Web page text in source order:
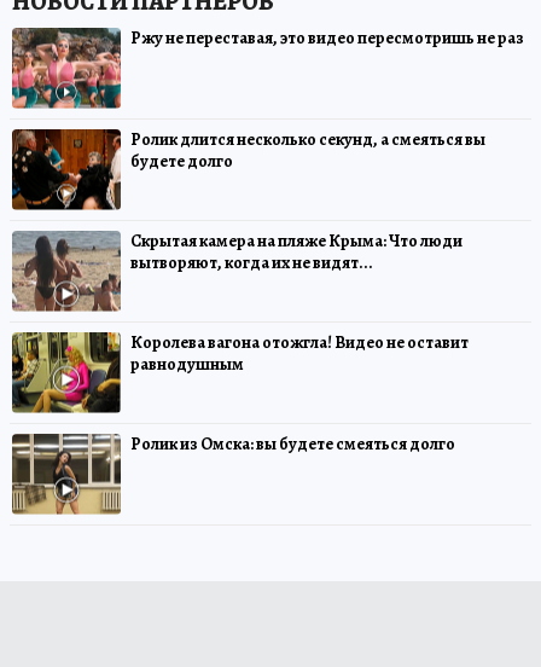
Ржу не переставая, это видео пересмотришь не раз
Ролик длится несколько секунд, а смеяться вы
будете долго
Скрытая камера на пляже Крыма: Что люди
вытворяют, когда их не видят...
Королева вагона отожгла! Видео не оставит
равнодушным
Ролик из Омска: вы будете смеяться долго